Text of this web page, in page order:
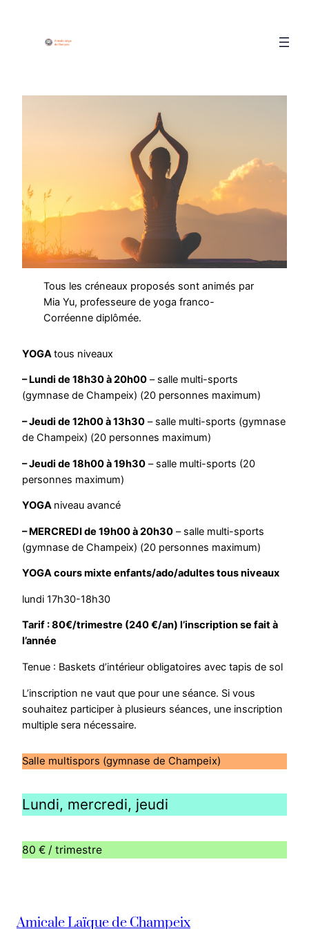
Tous les créneaux proposés sont animés par
Mia Yu, professeure de yoga franco-
Corréenne diplômée.
YOGAtous niveaux
– Lundi de 18h30 à 20h00 – salle multi-sports
(gymnase de Champeix) (20 personnes maximum)
– Jeudi de 12h00 à 13h30 – salle multi-sports (gymnase
de Champeix) (20 personnes maximum)
– Jeudi de 18h00 à 19h30 – salle multi-sports (20
personnes maximum)
YOGA niveau avancé
– MERCREDI de 19h00 à 20h30 – salle multi-sports
(gymnase de Champeix) (20 personnes maximum)
YOGA cours mixte enfants/ado/adultes tous niveaux
lundi 17h30-18h30
Tarif : 80€/trimestre (240 €/an) l’inscription se fait à
l’année
Tenue : Baskets d’intérieur obligatoires avec tapis de sol
L’inscription ne vaut que pour une séance. Si vous
souhaitez participer à plusieurs séances, une inscription
multiple sera nécessaire.
Salle multispors (gymnase de Champeix)
Lundi, mercredi, jeudi
80 € / trimestre
Amicale Laïque de Champeix